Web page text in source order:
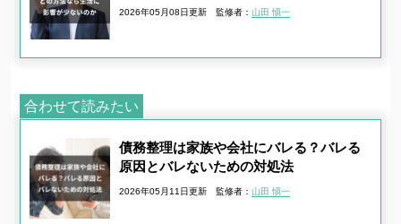
2026年05月08日更新 監修者： 山田 愼一
合わせて読みたい
債務整理は家族や会社にバレる？バレる
原因とバレないための対処法
2026年05月11日更新 監修者： 山田 愼一